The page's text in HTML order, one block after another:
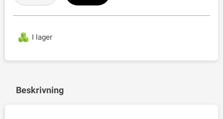
I lager
Beskrivning